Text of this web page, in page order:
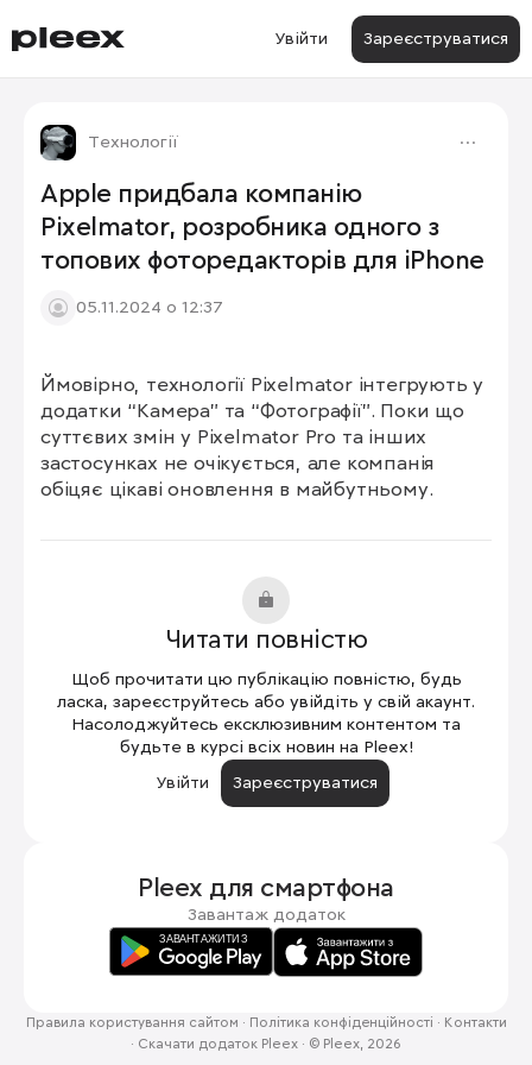
Увійти Зареєструватися
Технології
Apple придбала компанію
Pixelmator, розробника одного з
топових фоторедакторів для iPhone
05.11.2024 о 12:37
Ймовірно, технології Pixelmator інтегрують у
додатки “Камера” та “Фотографії”. Поки що
суттєвих змін у Pixelmator Pro та інших
застосунках не очікується, але компанія
обіцяє цікаві оновлення в майбутньому.
Читати повністю
Щоб прочитати цю публікацію повністю, будь
ласка, зареєструйтесь або увійдіть у свій акаунт.
Насолоджуйтесь ексклюзивним контентом та
будьте в курсі всіх новин на Pleex!
Увійти
Зареєструватися
Pleex для смартфона
Завантаж додаток
Правила користування сайтом · Політика конфіденційності · Контакти
· Скачати додаток Pleex · © Pleex, 2026